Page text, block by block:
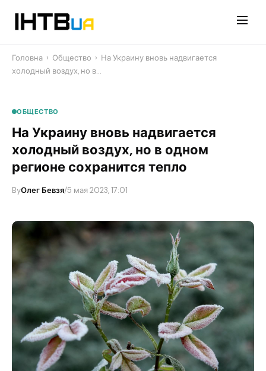
Головна › Общество › На Украину вновь надвигается
холодный воздух, но в…
ОБЩЕСТВО
На Украину вновь надвигается
холодный воздух, но в одном
регионе сохранится тепло
ByОлег Бевзя/5 мая 2023, 17:01